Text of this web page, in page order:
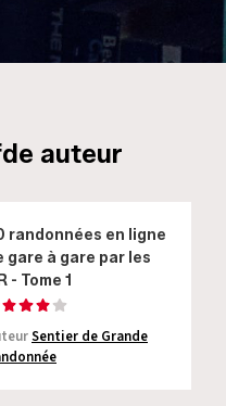
auteur
randonnées en ligne
gare à gare par les
- Tome 1
Sentier de Grande